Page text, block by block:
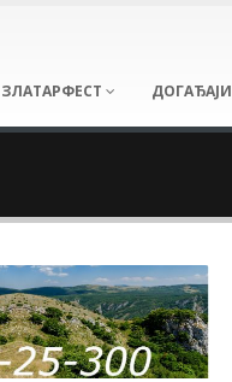
ЗЛАТАРФЕСТ ДОГАЂАЈИ